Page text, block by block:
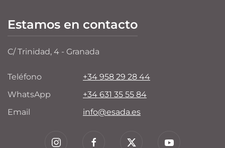
Estamos en contacto
C/ Trinidad, 4 - Granada
Teléfono
+34 958 29 28 44
WhatsApp
+34 631 35 55 84
Email
info@esada.es